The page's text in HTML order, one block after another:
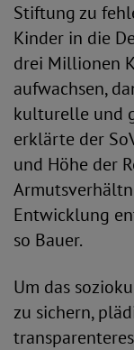
Stiftung zu
Kinder in die
drei Millionen
aufwachsen,
kulturelle und
erklärte der
und Höhe der
Entwicklung
so Bauer.
Um das
zu sichern,